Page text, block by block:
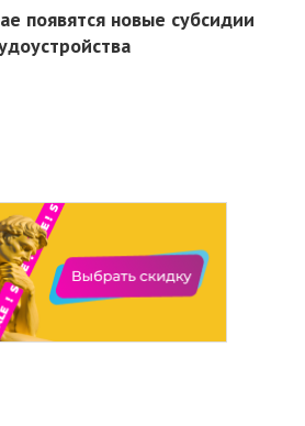
появятся новые субсидии